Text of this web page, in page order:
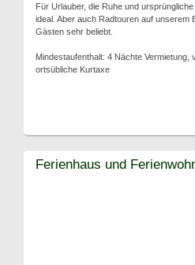
Für Urlauber, die Ruhe und
ideal. Aber auch Radtouren auf unserem
Gästen sehr beliebt.
Mindestaufenthalt: 4 Nächte Vermietung,
ortsübliche Kurtaxe
Ferienhaus und